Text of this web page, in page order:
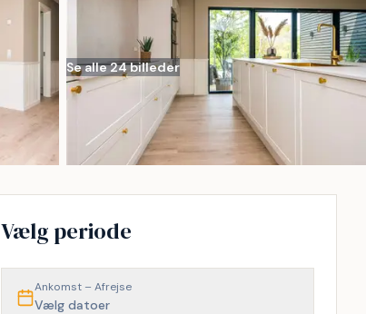
Se alle 24 billeder
Vælg periode
Ankomst – Afrejse
Vælg datoer